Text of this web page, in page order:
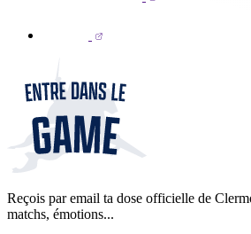
Reçois par email ta dose officielle de
matchs, émotions...